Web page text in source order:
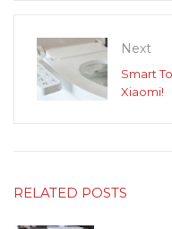
Next
Smart
Xiaomi!
RELATED POSTS